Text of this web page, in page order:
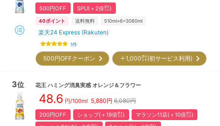
500円OFF SPU(＋2倍㌽)
40ポイント 送料無料 510ml×6=3060ml
楽天24 Express (Rakuten)
1件
500円OFFクーポン ＋1,000㌽(初サービス利用)
3位 花王 ハミング消臭実感 オレンジ＆フラワー
48.6 円/100ml 5,880円 6,080円
200円OFF ショップ(＋19倍㌽)
マラソン11店(＋10倍㌽)